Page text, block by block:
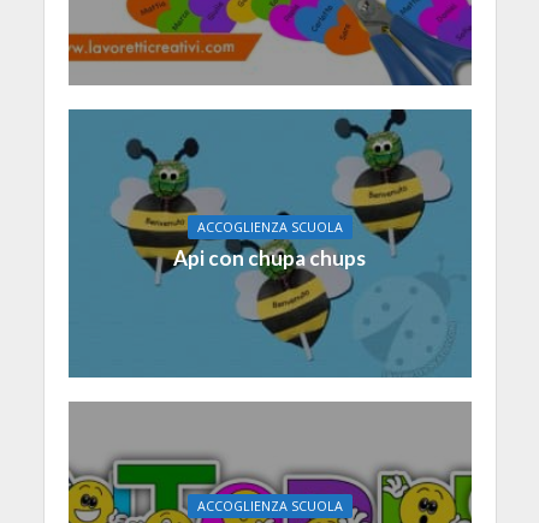
ACCOGLIENZA SCUOLA
Api con chupa chups
ACCOGLIENZA SCUOLA